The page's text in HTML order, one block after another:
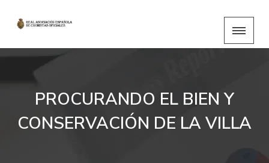
PROCURANDO EL BIEN Y
CONSERVACIÓN DE LA VILLA